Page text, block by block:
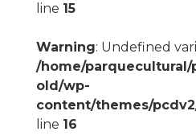
line 15
Warning: Undefined
/home/
old/wp-
content/themes/
line 16